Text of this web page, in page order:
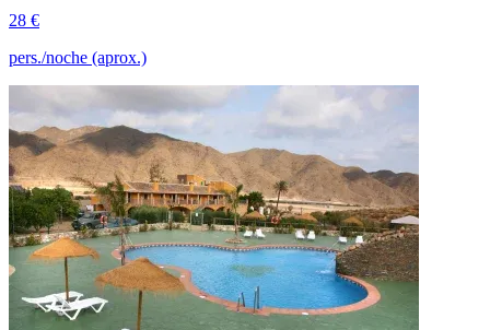
28 €
pers./noche (aprox.)